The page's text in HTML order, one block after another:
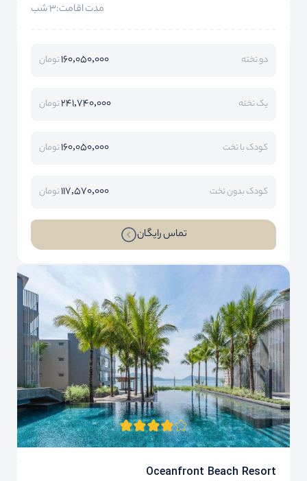
مدت اقامت:3 شب
دو تخته 160,050,000تومان
یک تخته 241,740,000تومان
کودک با تخت 160,050,000تومان
کودک بدون تخت 117,570,000تومان
تماس رایگان
Oceanfront Beach Resort